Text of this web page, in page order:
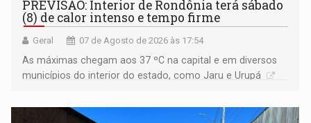
PREVISÃO: Interior de Rondônia terá sábado
(8) de calor intenso e tempo firme
Geral 07 de Agosto de 2026 às 17:54
As máximas chegam aos 37 ºC na capital e em diversos
municípios do interior do estado, como Jaru e Urupá